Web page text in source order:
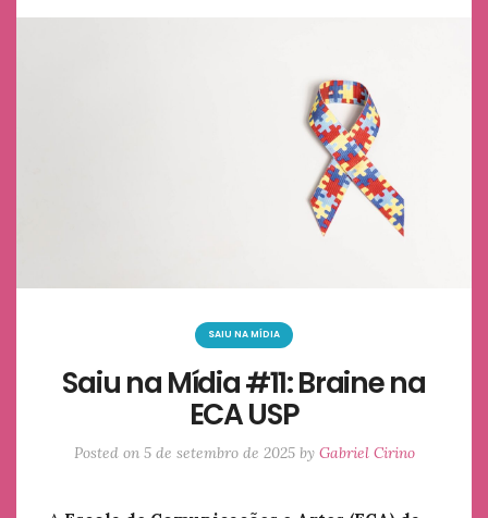
SAIU NA MÍDIA
Saiu na Mídia #11: Braine na
ECA USP
Posted on 5 de setembro de 2025 by Gabriel Cirino